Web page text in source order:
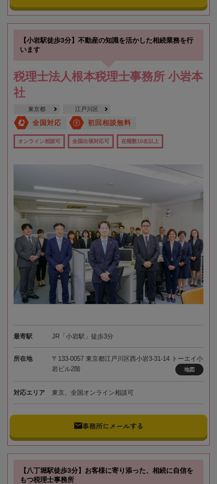
【小岩駅徒歩3分】不動産の知識を活かした相続業務を行
います
税理士法人根本税理士事務所 小岩本
社
東京都 江戸川区
全国対応 初回相談無料
オンライン相談可 全国出張対応可 在籍数10名以上
最寄駅 JR「小岩駅」徒歩3分
所在地
〒133-0057 東京都江戸川区西小岩3-31-14 トーエイ小
岩ビル2階
地図
対応エリア 東京、全国オンライン相談可
事務所にメールする
【八丁堀駅徒歩3分】お客様に寄り添った、相続に自信を
もつ税理士事務所